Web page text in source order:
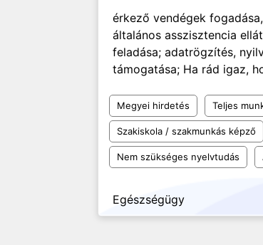
érkező vendégek
általános asszisztencia
feladása; adatrögzítés,
támogatása; Ha rád igaz,
Megyei hirdetés Teljes
Szakiskola / szakmunkás képző
Nem szükséges nyelvtudás
Egészségügy